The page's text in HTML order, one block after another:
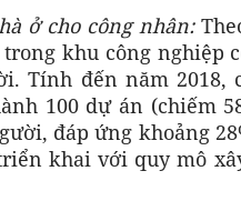
ở cho công nhân:
khu công nghiệp
Tính đến năm 2018,
100 dự án (chiếm
đáp ứng khoảng
khai với quy mô